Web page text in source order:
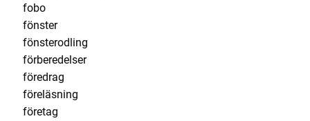
fobo
fönster
fönsterodling
förberedelser
föredrag
föreläsning
företag